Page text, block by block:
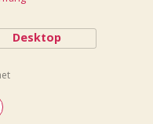
Desktop